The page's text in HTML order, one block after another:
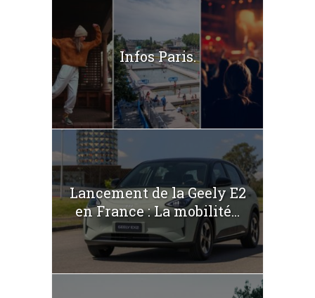
Infos Paris.
Lancement de la Geely E2
en France : La mobilité...